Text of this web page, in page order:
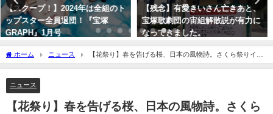
【残念】有愛きいさん亡きあと、
宝塚歌劇団の宙組解散説が有力に
なってきました。
【楽天ランキング1位獲得】今が
旬！ちょっぴり贅沢なフルーツサ
ンドが今だけ送料無料！
ホーム ニュース
【花祭り】春を告げる桜、日本の風物詩。さくら祭りイベ
ント情報。会社帰りのお勧めスポットは
ニュース
【花祭り】春を告げる桜、日本の風物詩。さくら